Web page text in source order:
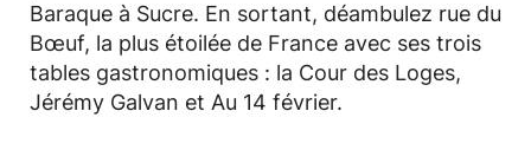
Baraque à Sucre. En sortant, déambulez rue du
Bœuf, la plus étoilée de France avec ses trois
tables gastronomiques : la Cour des Loges,
Jérémy Galvan et Au 14 février.